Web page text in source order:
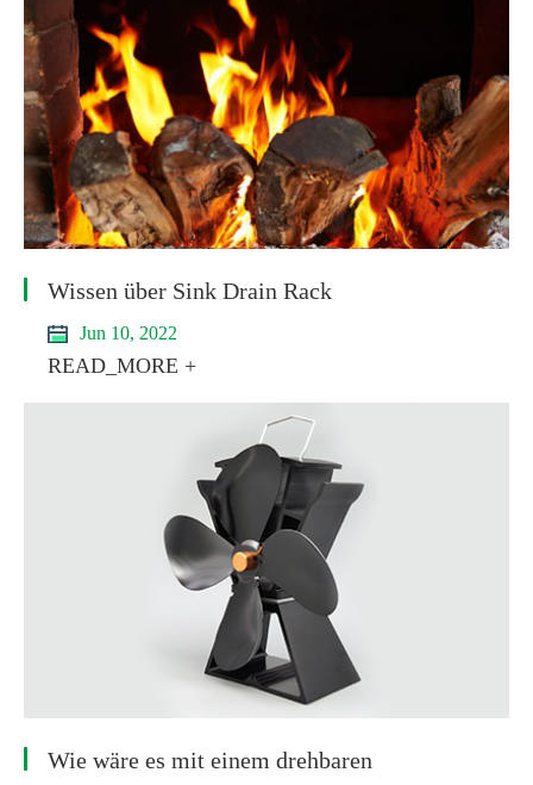
Wissen über Sink Drain Rack
Jun 10, 2022
READ_MORE +
Wie wäre es mit einem drehbaren